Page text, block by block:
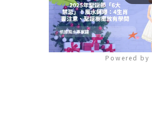
Powered by